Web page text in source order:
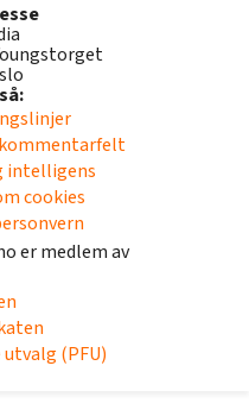
intelligens
cookies
er medlem av
utvalg (PFU)